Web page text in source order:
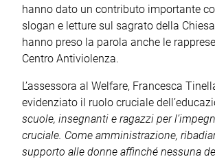
hanno dato un contributo importante
slogan e letture sul sagrato della
hanno preso la parola anche le
Centro Antiviolenza.
L’assessora al Welfare, Francesca
evidenziato il ruolo cruciale
scuole, insegnanti e ragazzi per
cruciale. Come amministrazione,
supporto alle donne affinché nessuna